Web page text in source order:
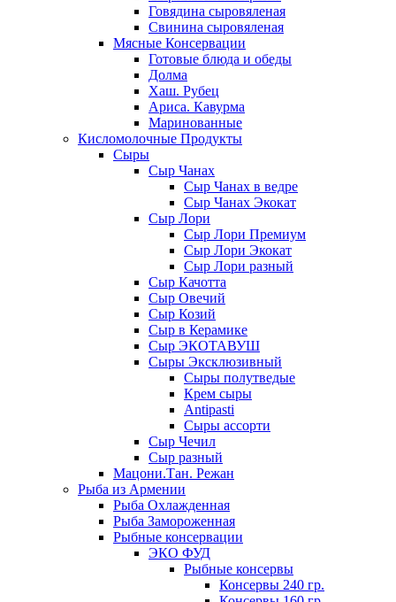
Говядина сыровяленая
Свинина сыровяленая
Мясные Консервации
Готовые блюда и обеды
Долма
Хаш. Рубец
Ариса. Кавурма
Маринованные
Кисломолочные Продукты
Сыры
Сыр Чанах
Сыр Чанах в ведре
Сыр Чанах Экокат
Сыр Лори
Сыр Лори Премиум
Сыр Лори Экокат
Сыр Лори разный
Сыр Качотта
Сыр Овечий
Сыр Козий
Сыр в Керамике
Сыр ЭКОТАВУШ
Сыры Эксклюзивный
Сыры полутведые
Крем сыры
Antipasti
Сыры ассорти
Сыр Чечил
Сыр разный
Мацони.Тан. Режан
Рыба из Армении
Рыба Охлажденная
Рыба Замороженная
Рыбные консервации
ЭКО ФУД
Рыбные консервы
Консервы 240 гр.